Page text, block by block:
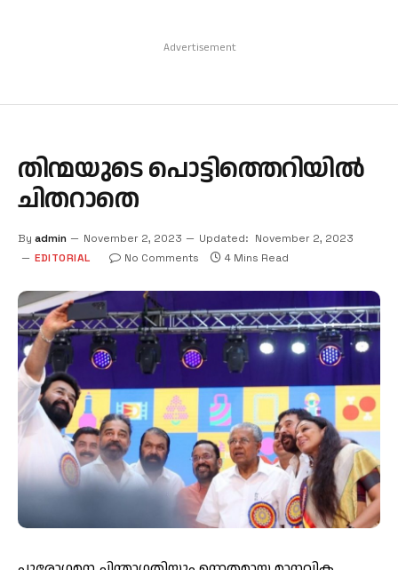
Advertisement
തിന്മയുടെ പൊട്ടിത്തെറിയില്‍
ചിതറാതെ
By admin November 2, 2023 Updated: November 2, 2023
EDITORIAL
No Comments 4 Mins Read